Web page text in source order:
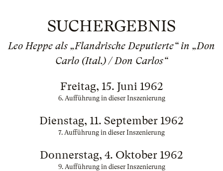
SUCHERGEBNIS
Leo Heppe als „Flandrische Deputierte“ in „Don
Carlo (Ital.) / Don Carlos“
Freitag, 15. Juni 1962
6. Aufführung in dieser Inszenierung
Dienstag, 11. September 1962
7. Aufführung in dieser Inszenierung
Donnerstag, 4. Oktober 1962
9. Aufführung in dieser Inszenierung